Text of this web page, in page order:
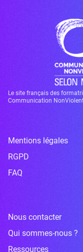
Le site français des
Communication
Mentions légales
RGPD
FAQ
Nous contacter
Qui sommes-nous ?
Ressources